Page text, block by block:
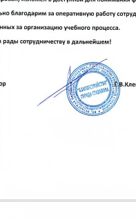
необходимые
и ремонту машин и
обучения: